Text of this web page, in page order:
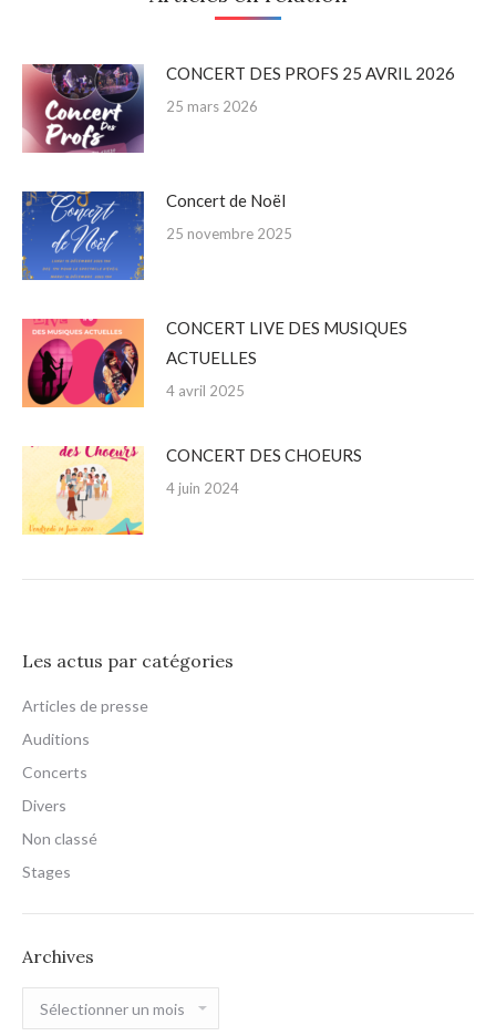
CONCERT DES PROFS 25 AVRIL 2026
25 mars 2026
Concert de Noël
25 novembre 2025
CONCERT LIVE DES MUSIQUES
ACTUELLES
4 avril 2025
CONCERT DES CHOEURS
4 juin 2024
Les actus par catégories
Articles de presse
Auditions
Concerts
Divers
Non classé
Stages
Archives
Archives